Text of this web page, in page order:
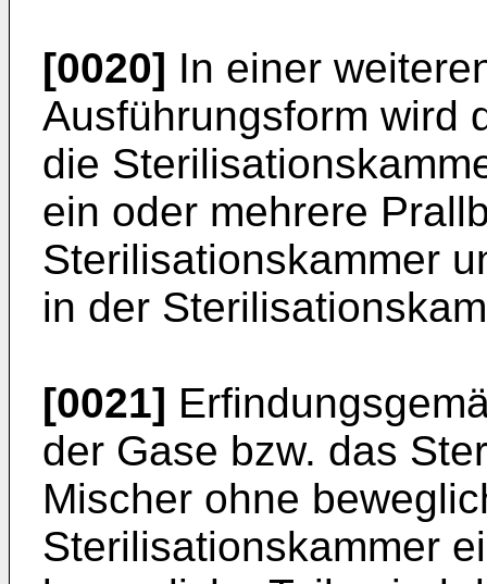
[0020] In einer
Ausführungsform wird
die
ein oder mehrere
Sterilisationskammer
in der
[0021]
der Gase bzw. das
Mischer ohne
Sterilisationskammer